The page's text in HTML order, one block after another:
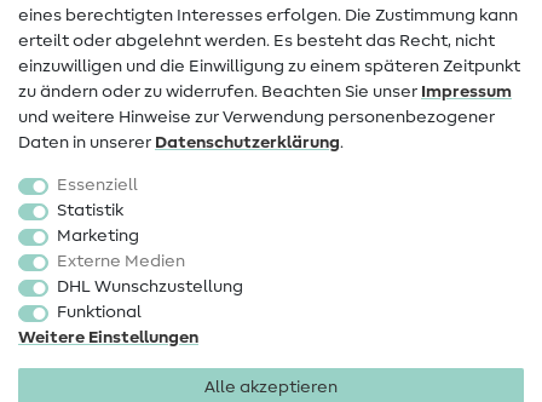
Widerrufsrecht
Beliebt
Stoffe
Sale
Schnittmuster
eines berechtigten Interesses erfolgen. Die Zustimmung kann
erteilt oder abgelehnt werden. Es besteht das Recht, nicht
einzuwilligen und die Einwilligung zu einem späteren Zeitpunkt
zu ändern oder zu widerrufen. Beachten Sie unser Impressum
und weitere Hinweise zur Verwendung personenbezogener
Daten in unserer Daten­schutz­erklärung.
Essenziell
Statistik
Marketing
Externe Medien
DHL Wunschzustellung
Funktional
Weitere Einstellungen
Alle akzeptieren